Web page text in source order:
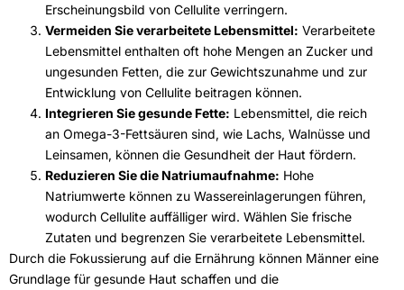
Erscheinungsbild von Cellulite verringern.
Vermeiden Sie verarbeitete Lebensmittel: Verarbeitete
Lebensmittel enthalten oft hohe Mengen an Zucker und
ungesunden Fetten, die zur Gewichtszunahme und zur
Entwicklung von Cellulite beitragen können.
Integrieren Sie gesunde Fette: Lebensmittel, die reich
an Omega-3-Fettsäuren sind, wie Lachs, Walnüsse und
Leinsamen, können die Gesundheit der Haut fördern.
Reduzieren Sie die Natriumaufnahme: Hohe
Natriumwerte können zu Wassereinlagerungen führen,
wodurch Cellulite auffälliger wird. Wählen Sie frische
Zutaten und begrenzen Sie verarbeitete Lebensmittel.
Durch die Fokussierung auf die Ernährung können Männer eine
Grundlage für gesunde Haut schaffen und die